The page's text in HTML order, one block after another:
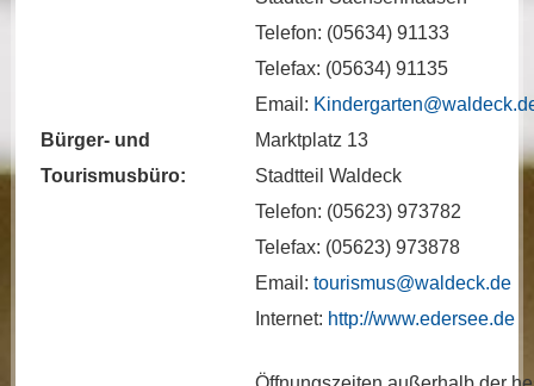
Telefon: (05634) 91133
Telefax: (05634) 91135
Email:
Bürger- und
Marktplatz 13
Tourismusbüro:
Stadtteil Waldeck
Telefon: (05623) 973782
Telefax: (05623) 973878
Email: tourismus@waldeck.de
Internet: http://www.edersee.de